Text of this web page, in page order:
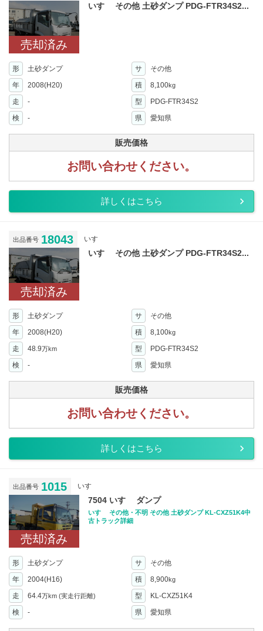
売却済み
いすゞ その他 土砂ダンプ PDG-FTR34S2...
形 土砂ダンプ サ
その他
年
2008(H20) 積 8,100kg
走 - 型
PDG-FTR34S2
検
- 県 愛知県
販売価格
お問い合わせください。
詳しくはこちら
出品番号 18043 いすゞ
売却済み
いすゞ その他 土砂ダンプ PDG-FTR34S2...
形 土砂ダンプ サ
その他
年
2008(H20) 積 8,100kg
走 48.9万km 型
PDG-FTR34S2
検
- 県 愛知県
販売価格
お問い合わせください。
詳しくはこちら
出品番号 1015 いすゞ
売却済み
7504 いすゞ ダンプ
いすゞ その他・不明 その他 土砂ダンプ KL-CXZ51K4中
古トラック詳細
形 土砂ダンプ サ
その他
年
2004(H16) 積 8,900kg
走 64.4万km (実走行距離) 型
KL-CXZ51K4
検
- 県 愛知県